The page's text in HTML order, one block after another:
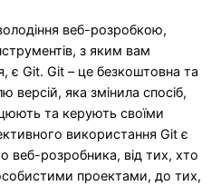
веб-розробкою,
з яким вам
є Git. Git – це безкоштовна та
версій, яка змінила спосіб,
та керують своїми
використання Git є
веб-розробника, від тих, хто
проектами, до тих,